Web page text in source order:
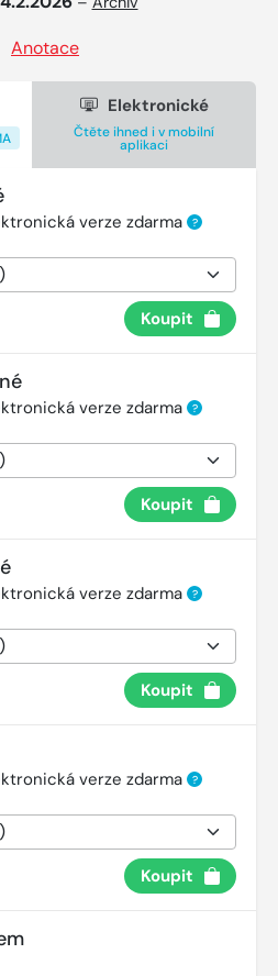
Anotace
Elektronické
Čtěte ihned i v mobilní
aplikaci
verze zdarma ?
Koupit
verze zdarma ?
Koupit
verze zdarma ?
Koupit
verze zdarma ?
Koupit